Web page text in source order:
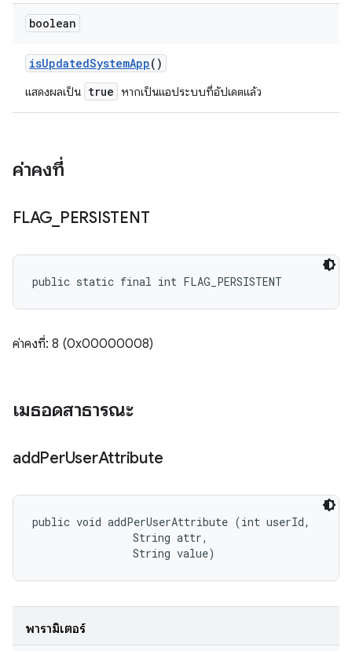
boolean
isUpdatedSystemApp()
แสดงผลเป็น true หากเป็นแอประบบที่อัปเดตแล้ว
ค่าคงที่
FLAG PERSISTENT
public static final int FLAG_PERSISTENT
ค่าคงที่: 8 (0x00000008)
เมธอดสาธารณะ
addPerUserAttribute
public void addPerUserAttribute (int userId,
                String attr,
                String value)
พารามิเตอร์